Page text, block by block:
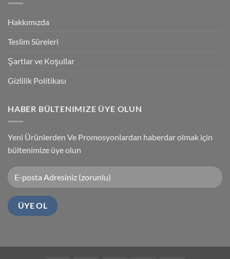
Sürücüsü
Hakkımızda
Teslim Süreleri
Şartlar ve Koşullar
Gizlilik Politikası
HABER BÜLTENIMIZE ÜYE OLUN
Yeni Ürünlerden Ve Promosyonlardan haberdar olmak için
bültenimize üye olun